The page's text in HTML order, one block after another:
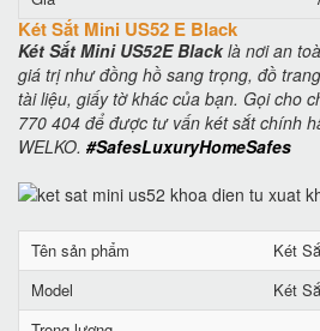
Két Sắt Mini US52 E Black
Két Sắt Mini US52E Blacklà nơi an
giá trị như đồng hồ sang trọng, đồ
tài liệu, giấy tờ khác của bạn. Gọi cho
770 404 để được tư vấn két sắt chính
WELKO. #SafesLuxuryHomeSafes
Tên sản phẩm
Két
Model
Két